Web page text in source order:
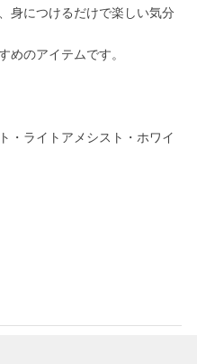
身につけるだけで楽しい気分
めのアイテムです。
・ライトアメシスト・ホワイ